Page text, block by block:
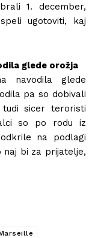
1. december,
ugotoviti, kaj
glede orožja
navodila glede
pa so dobivali
sicer teroristi
so po rodu iz
na podlagi
naj bi za prijatelje,